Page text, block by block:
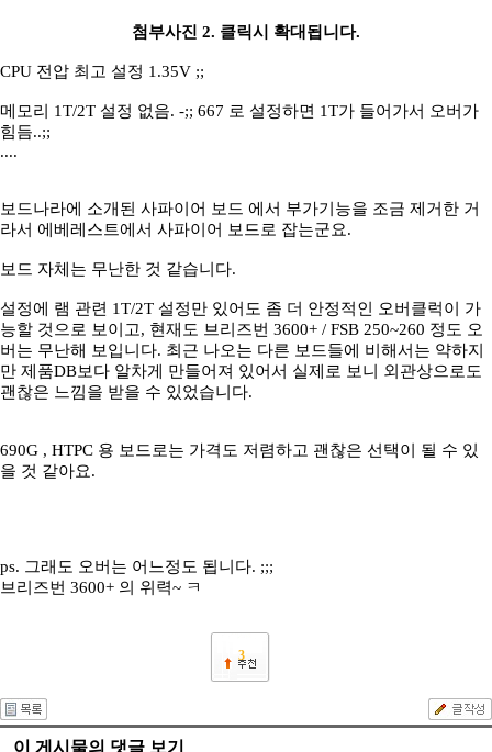
첨부사진 2. 클릭시 확대됩니다.
CPU 전압 최고 설정 1.35V ;;
메모리 1T/2T 설정 없음. -;; 667 로 설정하면 1T가 들어가서 오버가
힘듬..;;
....
보드나라에 소개된 사파이어 보드 에서 부가기능을 조금 제거한 거
라서 에베레스트에서 사파이어 보드로 잡는군요.
보드 자체는 무난한 것 같습니다.
설정에 램 관련 1T/2T 설정만 있어도 좀 더 안정적인 오버클럭이 가
능할 것으로 보이고, 현재도 브리즈번 3600+ / FSB 250~260 정도 오
버는 무난해 보입니다. 최근 나오는 다른 보드들에 비해서는 약하지
만 제품DB보다 알차게 만들어져 있어서 실제로 보니 외관상으로도
괜찮은 느낌을 받을 수 있었습니다.
690G , HTPC 용 보드로는 가격도 저렴하고 괜찮은 선택이 될 수 있
을 것 같아요.
ps. 그래도 오버는 어느정도 됩니다. ;;;
브리즈번 3600+ 의 위력~ ㅋ
3
이 게시물의 댓글 보기